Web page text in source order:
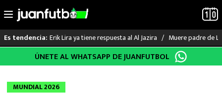
al
Es tendencia: Erik Lira ya tiene respuesta al Al Jazira Muere padre de
LO ÚLTIMO
LIGA MX
ÚNETE AL WHATSAPP DE JUANFUTBOL
MUNDIAL 2026